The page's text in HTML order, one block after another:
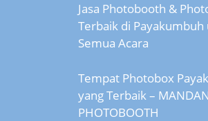
Jasa Photobooth &
Terbaik di
Semua Acara
Tempat Photobox
yang Terbaik – MANDAN
PHOTOBOOTH